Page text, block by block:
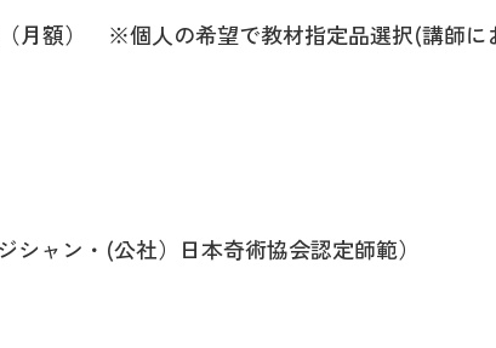
月額） ※個人の希望で教材指定品選択(講師に
シャン・(公社）日本奇術協会認定師範）